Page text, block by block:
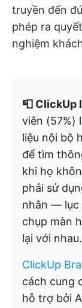
truyền đến
phép ra
nghiệm
📮 ClickUp
viên (57%)
liệu nội bộ
để tìm
khi họ
phải sử
nhân — lục
chụp màn
lại với nhau.
ClickUp
cách cung
hỗ trợ bởi